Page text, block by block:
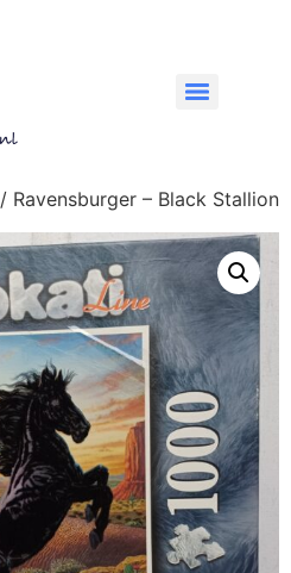
/ Ravensburger – Black Stallion